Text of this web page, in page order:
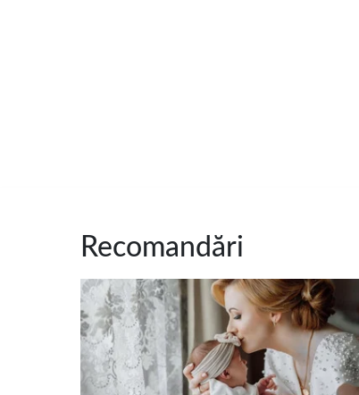
Recomandări